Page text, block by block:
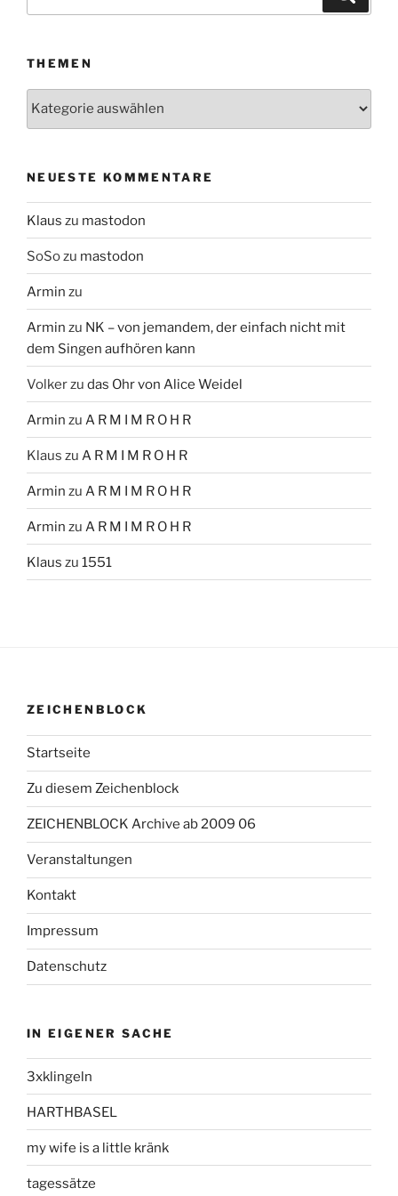
nach:
THEMEN
Themen
NEUESTE KOMMENTARE
Klaus zu mastodon
SoSozu mastodon
Armin zu
Armin zu NK – von jemandem, der einfach nicht mit
dem Singen aufhören kann
Volkerzu das Ohr von Alice Weidel
Armin zu A R M I M R O H R
Klaus zu A R M I M R O H R
Armin zu A R M I M R O H R
Armin zu A R M I M R O H R
Klaus zu 1551
ZEICHENBLOCK
Startseite
Zu diesem Zeichenblock
ZEICHENBLOCK Archive ab 2009 06
Veranstaltungen
Kontakt
Impressum
Datenschutz
IN EIGENER SACHE
3xklingeln
HARTHBASEL
my wife is a little kränk
tagessätze